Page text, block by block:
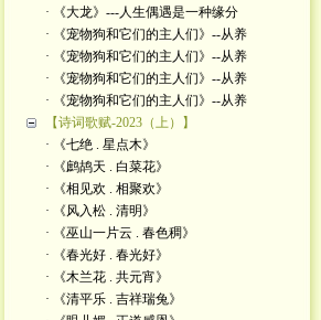
· 《大龙》---人生偶遇是一种缘分
· 《宠物狗和它们的主人们》--从养
· 《宠物狗和它们的主人们》--从养
· 《宠物狗和它们的主人们》--从养
· 《宠物狗和它们的主人们》--从养
【诗词歌赋-2023（上）】
· 《七绝 . 星点木》
· 《鹧鸪天 . 白菜花》
· 《相见欢 . 相聚欢》
· 《风入松 . 清明》
· 《巫山一片云 . 春色稠》
· 《春光好 . 春光好》
· 《木兰花 . 共元宵》
· 《清平乐 . 吉祥瑞兔》